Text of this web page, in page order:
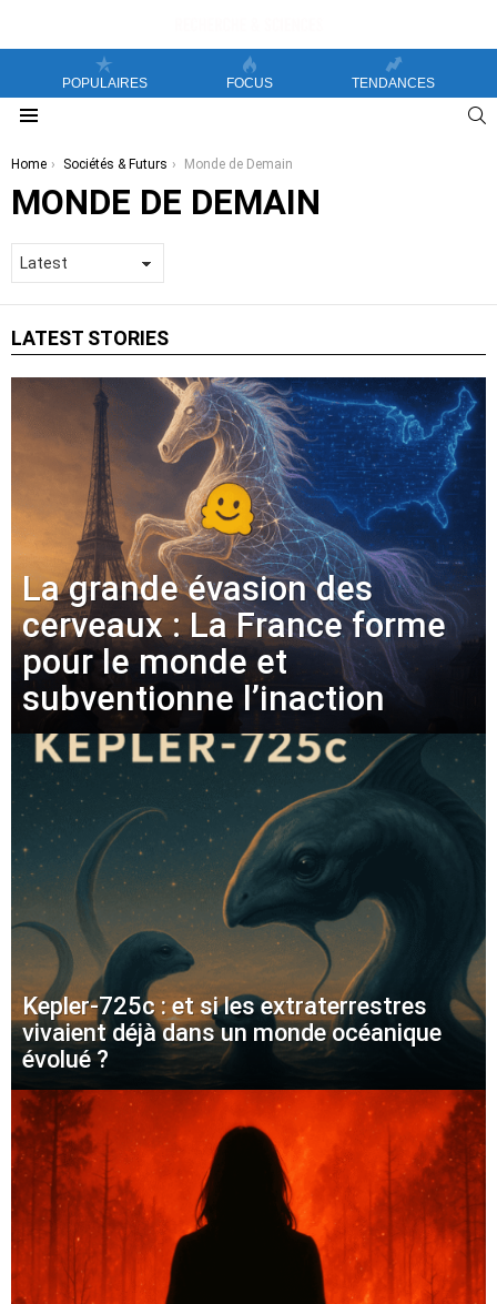
POPULAIRES FOCUS TENDANCES
You are here:
Home Sociétés & Futurs Monde de Demain
MONDE DE DEMAIN
LATEST STORIES
La grande évasion des
cerveaux : La France forme
pour le monde et
subventionne l’inaction
Kepler-725c : et si les extraterrestres
vivaient déjà dans un monde océanique
évolué ?